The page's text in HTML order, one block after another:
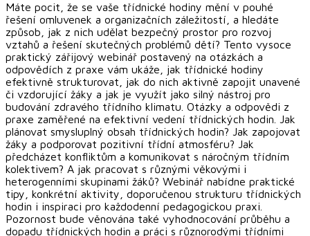
Máte pocit, že se vaše třídnické hodiny mění v pouhé
řešení omluvenek a organizačních záležitostí, a hledáte
způsob, jak z nich udělat bezpečný prostor pro rozvoj
vztahů a řešení skutečných problémů dětí? Tento vysoce
praktický zářijový webinář postavený na otázkách a
odpovědích z praxe vám ukáže, jak třídnické hodiny
efektivně strukturovat, jak do nich aktivně zapojit unavené
či vzdorující žáky a jak je využít jako silný nástroj pro
budování zdravého třídního klimatu. Otázky a odpovědi z
praxe zaměřené na efektivní vedení třídnických hodin. Jak
plánovat smysluplný obsah třídnických hodin? Jak zapojovat
žáky a podporovat pozitivní třídní atmosféru? Jak
předcházet konfliktům a komunikovat s náročným třídním
kolektivem? A jak pracovat s různými věkovými i
heterogenními skupinami žáků? Webinář nabídne praktické
tipy, konkrétní aktivity, doporučenou strukturu třídnických
hodin i inspiraci pro každodenní pedagogickou praxi.
Pozornost bude věnována také vyhodnocování průběhu a
dopadu třídnických hodin a práci s různorodými třídními